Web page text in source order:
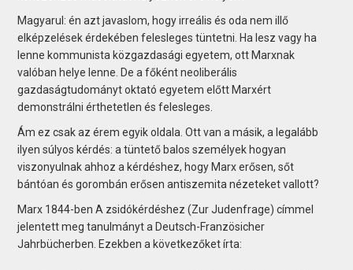
Magyarul: én azt javaslom, hogy irreális és oda nem illő
elképzelések érdekében felesleges tüntetni. Ha lesz vagy ha
lenne kommunista közgazdasági egyetem, ott Marxnak
valóban helye lenne. De a főként neoliberális
gazdaságtudományt oktató egyetem előtt Marxért
demonstrálni érthetetlen és felesleges.
Ám ez csak az érem egyik oldala. Ott van a másik, a legalább
ilyen súlyos kérdés: a tüntető balos személyek hogyan
viszonyulnak ahhoz a kérdéshez, hogy Marx erősen, sőt
bántóan és gorombán erősen antiszemita nézeteket vallott?
Marx 1844-ben A zsidókérdéshez (Zur Judenfrage) címmel
jelentett meg tanulmányt a Deutsch-Französicher
Jahrbücherben. Ezekben a következőket írta: